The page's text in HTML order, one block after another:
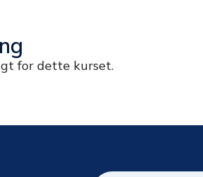
for dette kurset.